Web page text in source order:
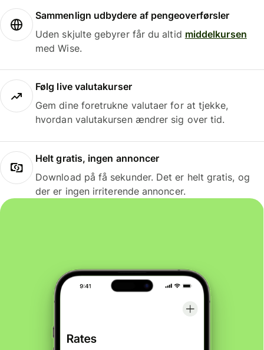
Sammenlign udbydere af pengeoverførsler
Uden skjulte gebyrer får du altid middelkursen
med Wise.
Følg live valutakurser
Gem dine foretrukne valutaer for at tjekke,
hvordan valutakursen ændrer sig over tid.
Helt gratis, ingen annoncer
Download på få sekunder. Det er helt gratis, og
der er ingen irriterende annoncer.